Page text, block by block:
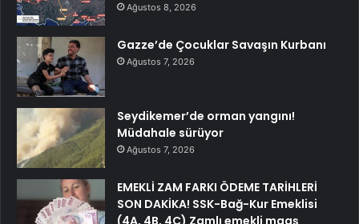
Ağustos 8, 2026
Gazze’de Çocuklar Savaşın Kurbanı
Ağustos 7, 2026
Seydikemer’de orman yangını!
Müdahale sürüyor
Ağustos 7, 2026
EMEKLİ ZAM FARKI ÖDEME TARİHLERİ
SON DAKİKA! SSK-Bağ-Kur Emeklisi
(4A, 4B, 4C) Zamlı emekli maaş